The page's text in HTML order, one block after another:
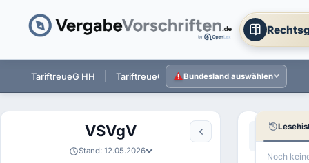
TariftreueG HH TariftreueG NI TariftreueG HE
Bundesland auswählen
VSVgV
Stand: 12.05.2026
Aa
Noch